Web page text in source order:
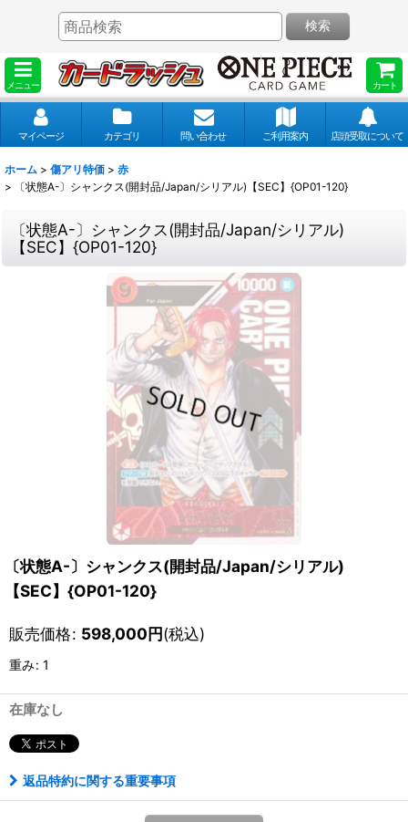
メニュー カート
検索
マイページ カテゴリ 問い合わせ ご利用案内 店頭受取について
ホーム > 傷アリ特価 > 赤
>
〔状態A-〕シャンクス(開封品/Japan/シリアル)【SEC】{OP01-120}
〔状態A-〕シャンクス(開封品/Japan/シリアル)
【SEC】{OP01-120}
〔状態A-〕シャンクス(開封品/Japan/シリアル)
【SEC】{OP01-120}
販売価格: 598,000円(税込)
重み: 1
在庫なし
返品特約に関する重要事項